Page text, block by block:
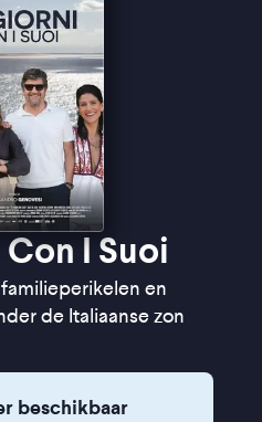
I Suoi
en
de Italiaanse zon
beschikbaar